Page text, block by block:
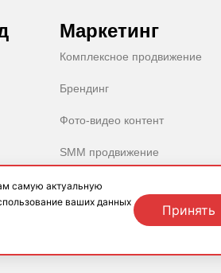
Маркетинг
Комплексное продвижение
Брендинг
Фото-видео контент
SMM продвижение
SEO продвижение
Повышаем рейтинг клиники
самую актуальную
ваших данных
Принять